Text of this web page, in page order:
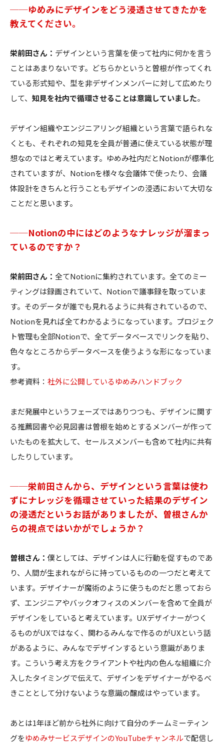
──ゆめみにデザインをどう浸透させてきたかを
教えてください。
栄前田さん： デザインという言葉を使って社内に何かを言う
ことはあまりないです。どちらかというと曽根が作ってくれ
ている形式知や、型を非デザインメンバーに対して広めたり
して、 知見を社内で循環させることは意識していました。
デザイン組織やエンジニアリング組織という言葉で語られな
くとも、それぞれの知見を全員が普通に使えている状態が理
想なのではと考えています。ゆめみ社内だとNotionが標準化
されていますが、Notionを様々な会議体で使ったり、会議
体設計をきちんと行うこともデザインの浸透において大切な
ことだと思います。
──Notionの中にはどのようなナレッジが溜まっ
ているのですか？
栄前田さん： 全てNotionに集約されています。全てのミー
ティングは録画されていて、Notionで議事録を取っていま
す。そのデータが誰でも見れるように共有されているので、
Notionを見れば全てわかるようになっています。プロジェク
ト管理も全部Notionで、全てデータベースでリンクを貼り、
色々なところからデータベースを使うような形になっていま
す。
参考資料： 社外に公開しているゆめみハンドブック
まだ発展中というフェーズではありつつも、デザインに関す
る推薦図書や必見図書は曽根を始めとするメンバーが作って
いたものを拡大して、セールスメンバーも含めて社内に共有
したりしています。
──栄前田さんから、デザインという言葉は使わ
ずにナレッジを循環させていった結果のデザイン
の浸透だというお話がありましたが、曽根さんか
らの視点ではいかがでしょうか？
曽根さん： 僕としては、デザインは人に行動を促すものであ
り、人間が生まれながらに持っているものの一つだと考えて
います。デザイナーが魔術のように使うものだと思っておら
ず、エンジニアやバックオフィスのメンバーを含めて全員が
デザインをしていると考えています。UXデザイナーがつく
るものがUXではなく、関わるみんなで作るのがUXという話
があるように、みんなでデザインするという意識がありま
す。こういう考え方をクライアントや社内の色んな組織に介
入したタイミングで伝えて、デザインをデザイナーがやるべ
きこととして分けないような意識の醸成はやっています。
あとは1年ほど前から社外に向けて自分のチームミーティン
グをゆめみサービスデザインのYouTubeチャンネルで配信し